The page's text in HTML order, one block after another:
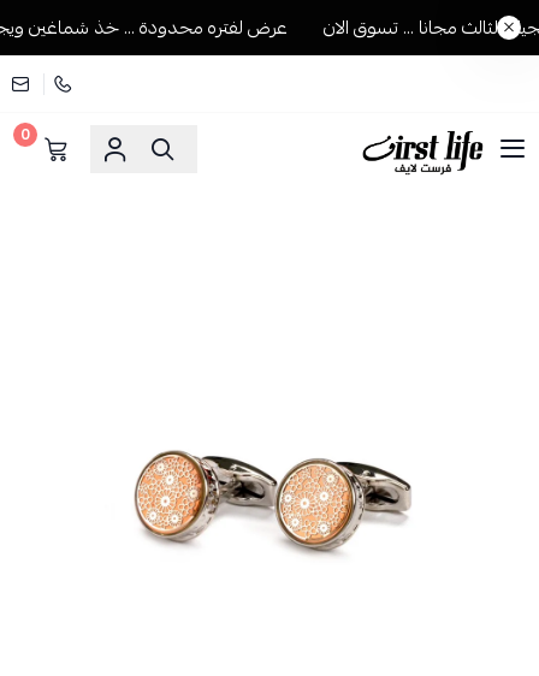
مجانا ... تسوق الان عرض لفتره محدودة ... خذ شماغين
فرست لايف للمستلزمات الرجالية
0